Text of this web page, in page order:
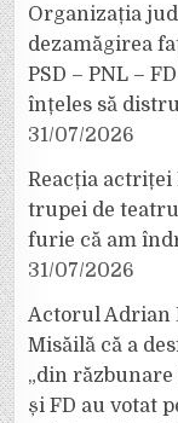
Organizația
dezamăgirea
PSD – PNL –
înțeles să
31/07/2026
Reacția actriței
trupei de teatru
furie că am
31/07/2026
Actorul Adrian
Misăilă că a
„din răzbunare
și FD au votat